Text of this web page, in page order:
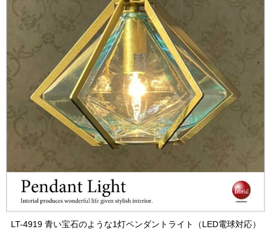
LT-4919 青い宝石のような1灯ペンダントライト（LED電球対応）